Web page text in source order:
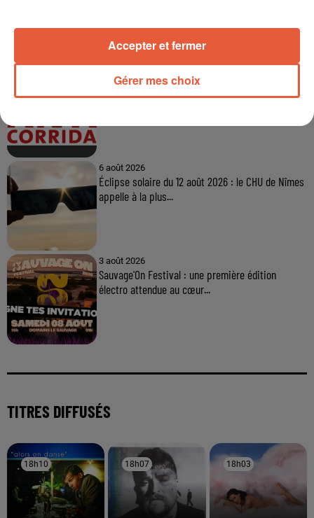
À LA UNE
6 août 2026
Arles : après un taureau percuté lors d'une
abrivado à Saliers,...
6 août 2026
Éclipse solaire du 12 août 2026 : le CHU de Nîmes
appelle à la plus...
3 août 2026
Sauvage'On Festival : une première édition
électro attendue au cœur...
TITRES DIFFUSÉS
18h10
18h10 18h07
18h07 18h03
18h03
Gérer mes choix
Accepter et fermer